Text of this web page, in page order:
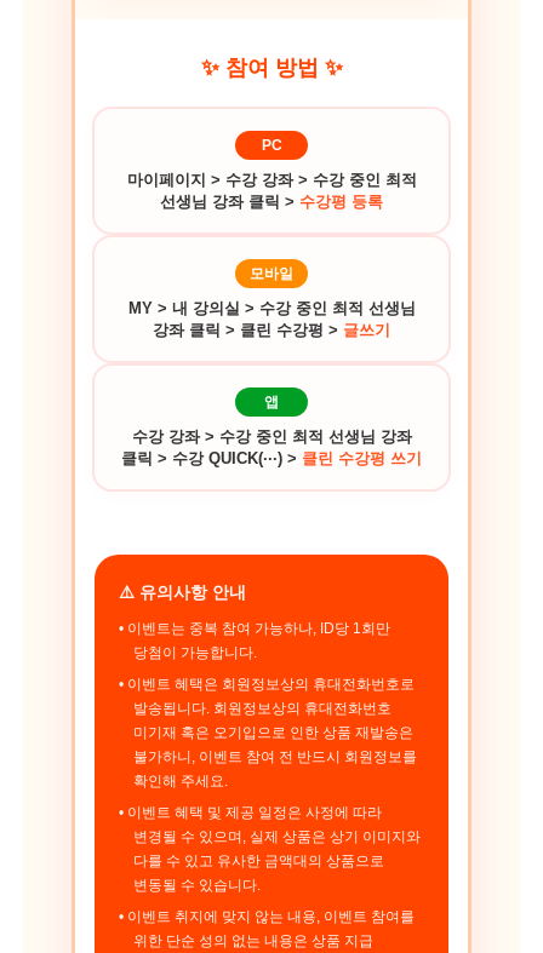
✨ 참여 방법 ✨
PC
마이페이지 > 수강 강좌 > 수강 중인 최적
선생님 강좌 클릭 > 수강평 등록
모바일
MY > 내 강의실 > 수강 중인 최적 선생님
강좌 클릭 > 클린 수강평 > 글쓰기
앱
수강 강좌 > 수강 중인 최적 선생님 강좌
클릭 > 수강 QUICK(···) > 클린 수강평 쓰기
⚠️ 유의사항 안내
• 이벤트는 중복 참여 가능하나, ID당 1회만
당첨이 가능합니다.
• 이벤트 혜택은 회원정보상의 휴대전화번호로
발송됩니다. 회원정보상의 휴대전화번호
미기재 혹은 오기입으로 인한 상품 재발송은
불가하니, 이벤트 참여 전 반드시 회원정보를
확인해 주세요.
• 이벤트 혜택 및 제공 일정은 사정에 따라
변경될 수 있으며, 실제 상품은 상기 이미지와
다를 수 있고 유사한 금액대의 상품으로
변동될 수 있습니다.
• 이벤트 취지에 맞지 않는 내용, 이벤트 참여를
위한 단순 성의 없는 내용은 상품 지급